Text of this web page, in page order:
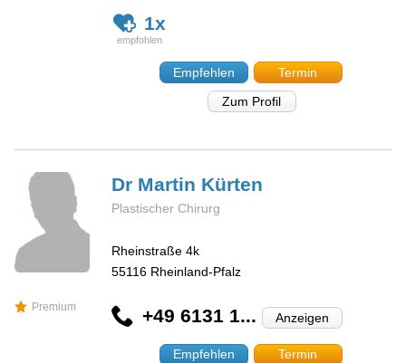
1x
Empfehlen
Termin
Zum Profil
Premium
Dr Martin Kürten
Plastischer Chirurg
Rheinstraße 4k
55116 Rheinland-Pfalz
+49 6131 1... Anzeigen
Empfehlen
Termin